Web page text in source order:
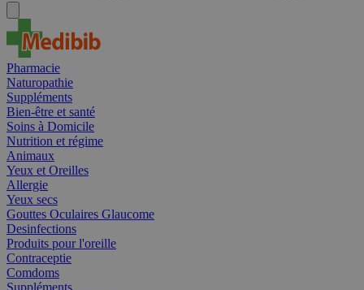
Pharmacie
Naturopathie
Suppléments
Bien-être et santé
Soins à Domicile
Nutrition et régime
Animaux
Yeux et Oreilles
Allergie
Yeux secs
Gouttes Oculaires Glaucome
Desinfections
Produits pour l'oreille
Contraceptie
Comdoms